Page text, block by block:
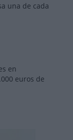
una de cada
en
euros de